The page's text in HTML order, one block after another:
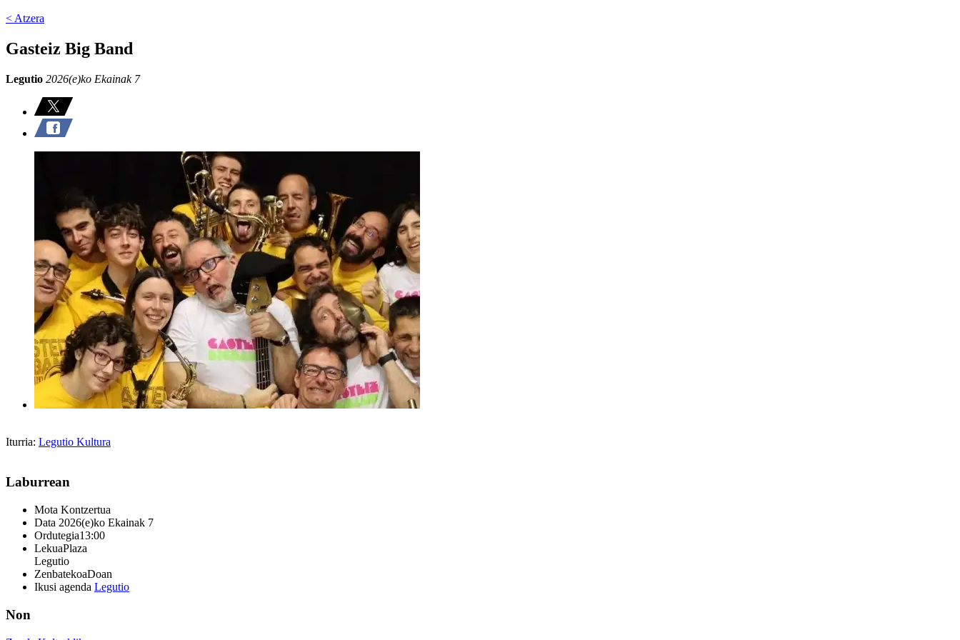
< Atzera
Gasteiz Big Band
Legutio 2026(e)ko Ekainak 7
Iturria: Legutio Kultura
Laburrean
Mota Kontzertua
Data 2026(e)ko Ekainak 7
Ordutegia13:00
LekuaPlaza
Legutio
ZenbatekoaDoan
Ikusi agenda Legutio
Non